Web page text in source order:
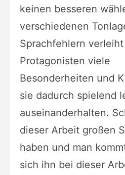
keinen besseren
verschiedenen
Sprachfehlern
Protagonisten viele
Besonderheiten und
sie dadurch spielend
auseinanderhalten.
dieser Arbeit großen
haben und man
sich ihn bei dieser